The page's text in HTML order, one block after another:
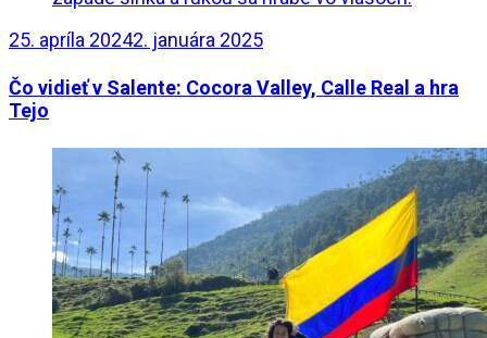
25. apríla 20242. januára 2025
Čo vidieť v Salente: Cocora Valley, Calle Real a hra
Tejo